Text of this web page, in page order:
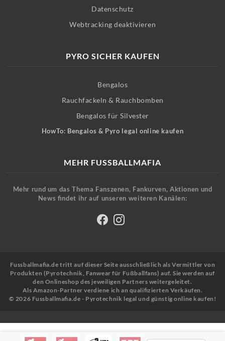
Datenschutz
Webtracking deaktivieren
PYRO SICHER KAUFEN
Bengalos
Rauchfackeln & Rauchbomben
Bengalos für Silvester
HowTo: Bengalos & Pyro legal online kaufen
MEHR FUSSBALLMAFIA
Mehr rund um das Thema Fanszenen, Fankurven, Aktionen und
News findet ihr auf unseren weiteren Kanälen:
Fussballmafia.de tritt auf dieser Seite ausschließlich als Vermittler von
Produkten (Pyrotechnik, Fanwear für Fußballfans) auf. Sie werden auf
den Onlineshop des jeweiligen Partners weitergeleitet.
Als Amazon-Partner verdiene ich an qualifizierten Verkäufen.
© 2026 Fussballmafia.de - Pyrotechnik legal und günstig online kaufen!